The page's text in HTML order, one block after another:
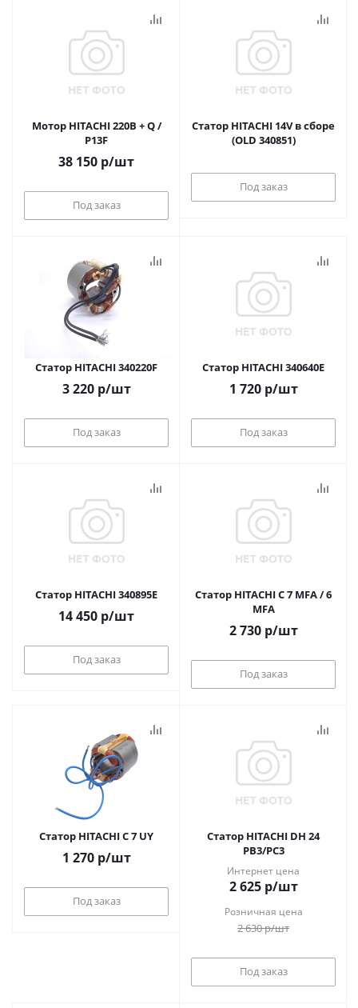
Мотор HITACHI 220В + Q /
P13F
38 150 р/шт
Под заказ
Статор HITACHI 14V в сборе
(OLD 340851)
Под заказ
Статор HITACHI 340220F
3 220р/шт
Под заказ
Статор HITACHI 340640E
1 720р/шт
Под заказ
Статор HITACHI 340895E
14 450 р/шт
Под заказ
Статор HITACHI C 7 MFA / 6
MFA
2 730р/шт
Под заказ
Статор HITACHI C 7 UY
1 270р/шт
Под заказ
Статор HITACHI DH 24
PB3/PC3
Интернет цена
2 625р/шт
Розничная цена
2 630р/шт
Под заказ